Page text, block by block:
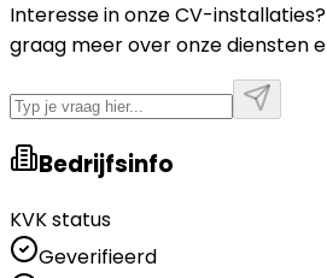
Interesse in onze CV-
graag meer over onze diensten
Bedrijfsinfo
KVK status
Geverifieerd